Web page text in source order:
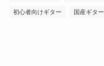
初心者向けギター 国産ギター